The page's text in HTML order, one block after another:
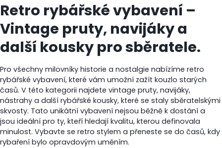
Retro rybářské vybavení –
Vintage pruty, navijáky a
další kousky pro sběratele.
Pro všechny milovníky historie a nostalgie nabízíme retro
rybářské vybavení, které vám umožní zažít kouzlo starých
časů. V této kategorii najdete vintage pruty, navijáky,
nástrahy a další rybářské kousky, které se staly sběratelskými
skvosty. Tato unikátní vybavení nejsou běžně k dostání a
jsou ideální pro ty, kteří hledají kvalitu, kterou definovala
minulost. Vybavte se retro stylem a přeneste se do časů, kdy
rybaření bylo opravdovým uměním.